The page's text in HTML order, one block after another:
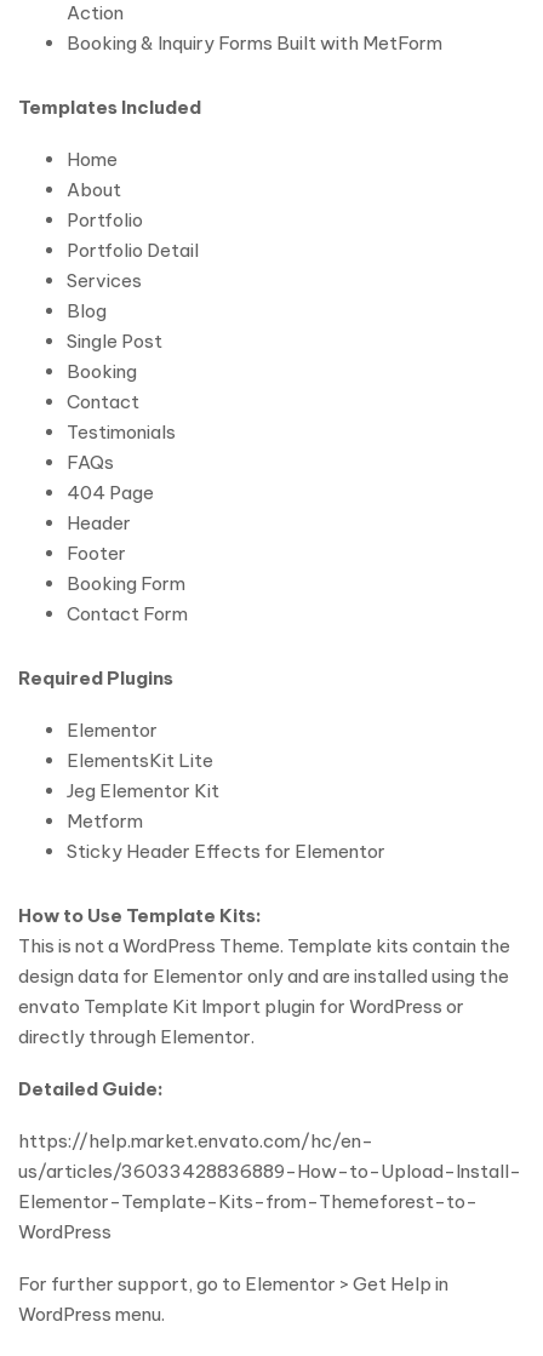
Action
Booking & Inquiry Forms Built with MetForm
Templates Included
Home
About
Portfolio
Portfolio Detail
Services
Blog
Single Post
Booking
Contact
Testimonials
FAQs
404 Page
Header
Footer
Booking Form
Contact Form
Required Plugins
Elementor
ElementsKit Lite
Jeg Elementor Kit
Metform
Sticky Header Effects for Elementor
How to Use Template Kits:
This is not a WordPress Theme. Template kits contain the
design data for Elementor only and are installed using the
envato Template Kit Import plugin for WordPress or
directly through Elementor.
Detailed Guide:
https://help.market.envato.com/hc/en-
us/articles/36033428836889-How-to-Upload-Install-
Elementor-Template-Kits-from-Themeforest-to-
WordPress
For further support, go to Elementor > Get Help in
WordPress menu.